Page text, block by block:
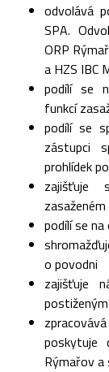
odvolává
SPA.
ORP
a HZS IBC
podílí se
funkcí
podílí se
zástupci
prohlídek
zajišťuje
podílí se
o povodni
zajišťuje
poskytuje
Rýmařov a